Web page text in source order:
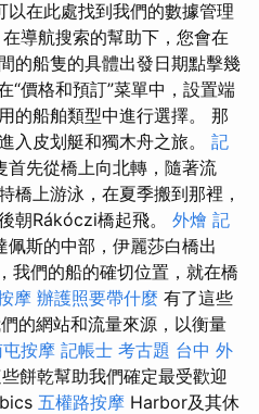
以在此處找到我們的數據管理
在導航搜索的幫助下，您會在
的船隻的具體出發日期點擊幾
“價格和預訂”菜單中，設置端
的船舶類型中進行選擇。 那
入皮划艇和獨木舟之旅。 記
首先從橋上向北轉，隨著流
橋上游泳，在夏季搬到那裡，
朝Rákóczi橋起飛。 外燴 記
佩斯的中部，伊麗莎白橋出
我們的船的確切位置，就在橋
摩 辦護照要帶什麼 有了這些
的網站和流量來源，以衡量
按摩 記帳士 考古題 台中 外
餅乾幫助我們確定最受歡迎
五權路按摩 Harbor及其休